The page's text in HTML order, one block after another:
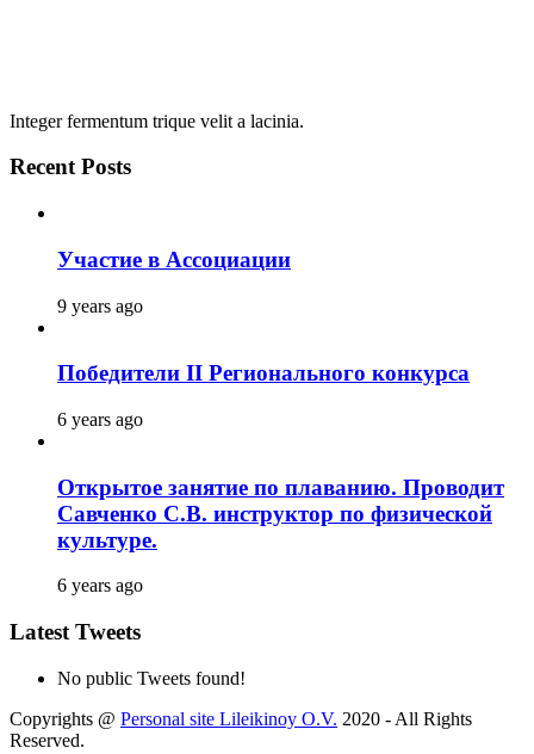
Integer fermentum trique velit a lacinia.
Recent Posts
Участие в Ассоциации
9 years ago
Победители II Регионального конкурса
6 years ago
Открытое занятие по плаванию. Проводит
Савченко С.В. инструктор по физической
культуре.
6 years ago
Latest Tweets
No public Tweets found!
Copyrights @ Personal site Lileikinoy O.V. 2020 - All Rights
Reserved.